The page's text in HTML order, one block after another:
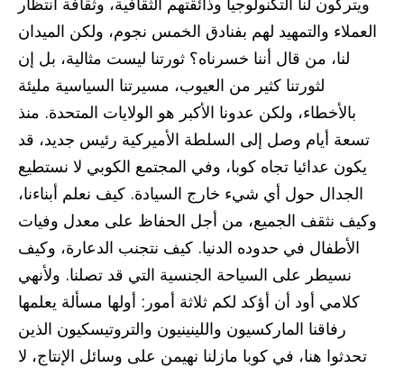
العملاء والتمهيد لهم بفنادق الخمس نجوم، ولكن الميدان
لنا، من قال أننا خسرناه؟ ثورتنا ليست مثالية، بل إن
لثورتنا كثير من العيوب، مسيرتنا السياسية مليئة
بالأخطاء، ولكن عدونا الأكبر هو الولايات المتحدة. منذ
تسعة أيام وصل إلى السلطة الأميركية رئيس جديد، قد
يكون عدائيا تجاه كوبا، وفي المجتمع الكوبي لا نستطيع
الجدال حول أي شيء خارج السيادة. كيف نعلم أبناءنا،
وكيف نثقف الجميع، من أجل الحفاظ على معدل وفيات
الأطفال في حدوده الدنيا. كيف نتجنب الدعارة، وكيف
نسيطر على السياحة الجنسية التي قد تصلنا. ولأنهي
كلامي أود أن أؤكد لكم ثلاثة أمور: أولها مسألة يعلمها
رفاقنا الماركسيون واللينينيون والتروتيسكيون الذين
تحدثوا هنا، في كوبا مازلنا نهيمن على وسائل الإنتاج، لا